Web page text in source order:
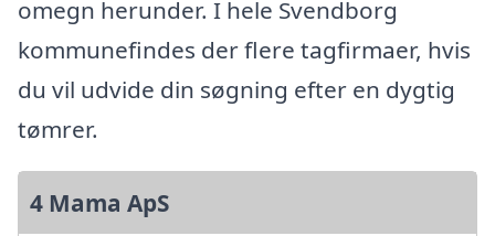
omegn herunder. I hele Svendborg
kommunefindes der flere tagfirmaer, hvis
du vil udvide din søgning efter en dygtig
tømrer.
4 Mama ApS